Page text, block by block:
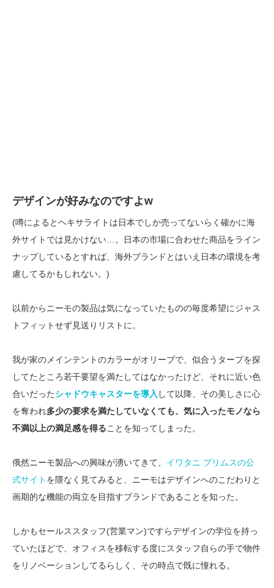
デザインが好みなのですよw
(噂によるとヘキサライトは日本でしか売ってないらく確かに海
外サイトでは見かけない…。日本の市場に合わせた商品をライン
ナップしているとすれば、海外ブランドとはいえ日本の環境を考
慮してるかもしれない。)
以前からニーモの製品は気になっていたものの毎度希望にジャス
トフィットせず見送りリストに。
我が家のメインテントのカラーがオリーブで、似合うタープを探
してたところ若干要望を満たしてはなかったけど、それに近い色
合いだったシャドウキャスターを導入 して以降、その美しさに心
を奪われ多少の要求を満たしていなくても、気に入ったモノなら
不満以上の満足感を得ることを知ってしまった。
俄然ニーモ製品への興味が湧いてきて、 イワタニ プリムスの公
式サイト を隈なく見てみると、ニーモはデザインへのこだわりと
画期的な機能の両立を目指すブランドであることを知った。
しかもセールススタッフ(営業マン)ですらデザインの学位を持っ
ていたほどで、オフィスを移転する度にスタッフ自らの手で物件
をリノベーションしてるらしく、その時点で既に憧れる。